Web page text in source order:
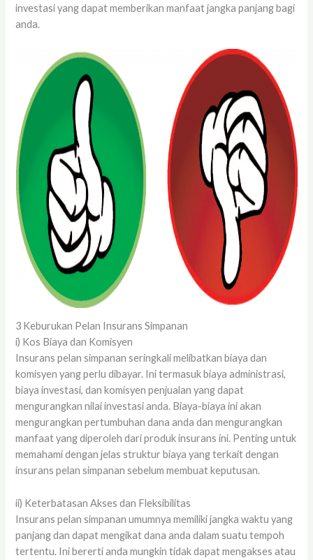
investasi yang dapat memberikan manfaat jangka panjang bagi
anda.
3 Keburukan Pelan Insurans Simpanan
i) Kos Biaya dan Komisyen
Insurans pelan simpanan seringkali melibatkan biaya dan
komisyen yang perlu dibayar. Ini termasuk biaya administrasi,
biaya investasi, dan komisyen penjualan yang dapat
mengurangkan nilai investasi anda. Biaya-biaya ini akan
mengurangkan pertumbuhan dana anda dan mengurangkan
manfaat yang diperoleh dari produk insurans ini. Penting untuk
memahami dengan jelas struktur biaya yang terkait dengan
insurans pelan simpanan sebelum membuat keputusan.
ii) Keterbatasan Akses dan Fleksibilitas
Insurans pelan simpanan umumnya memiliki jangka waktu yang
panjang dan dapat mengikat dana anda dalam suatu tempoh
tertentu. Ini bererti anda mungkin tidak dapat mengakses atau